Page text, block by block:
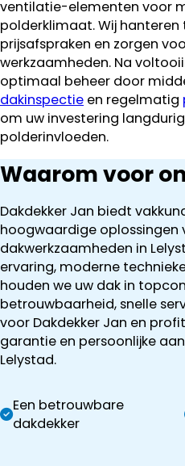
ventilatie-elementen voor
polderklimaat. Wij
prijsafspraken en zorgen
werkzaamheden. Na
optimaal beheer door
dakinspectie en regelmatig
om uw investering
polderinvloeden.
Waarom voor
Dakdekker Jan biedt
hoogwaardige oplossingen
dakwerkzaamheden in
ervaring, moderne
houden we uw dak in
betrouwbaarheid, snelle
voor Dakdekker Jan en
garantie en persoonlijke
Lelystad.
Een betrouwbare
dakdekker